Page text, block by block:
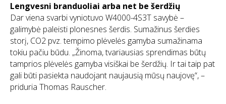
Lengvesni branduoliai arba net be šerdžių
Dar viena svarbi vyniotuvo W4000-4S3T savybė –
galimybė paleisti plonesnes šerdis. Sumažinus šerdies
storį, CO2 pvz. tempimo plėvelės gamyba sumažinama
tokiu pačiu būdu. „Žinoma, tvariausias sprendimas būtų
tamprios plėvelės gamyba visiškai be šerdžių. Ir tai taip pat
gali būti pasiekta naudojant naujausią mūsų naujovę“, –
priduria Thomas Rauscher.